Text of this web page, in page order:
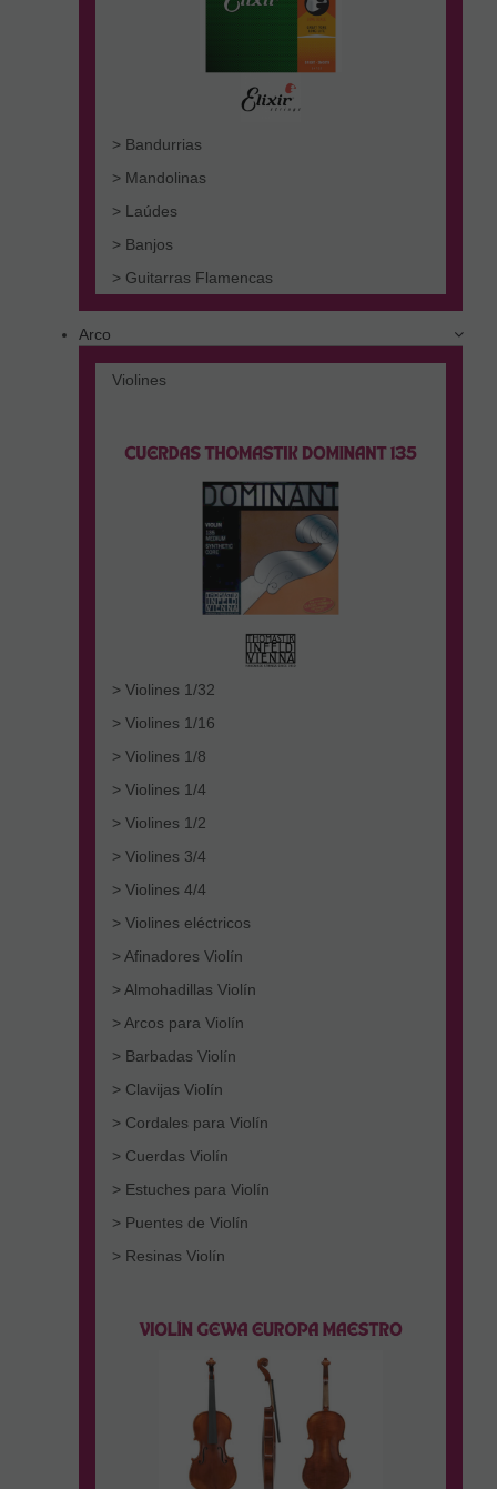
> Bandurrias
> Mandolinas
> Laúdes
> Banjos
> Guitarras Flamencas
Arco
Violines
> Violines 1/32
> Violines 1/16
> Violines 1/8
> Violines 1/4
> Violines 1/2
> Violines 3/4
> Violines 4/4
> Violines eléctricos
> Afinadores Violín
> Almohadillas Violín
> Arcos para Violín
> Barbadas Violín
> Clavijas Violín
> Cordales para Violín
> Cuerdas Violín
> Estuches para Violín
> Puentes de Violín
> Resinas Violín